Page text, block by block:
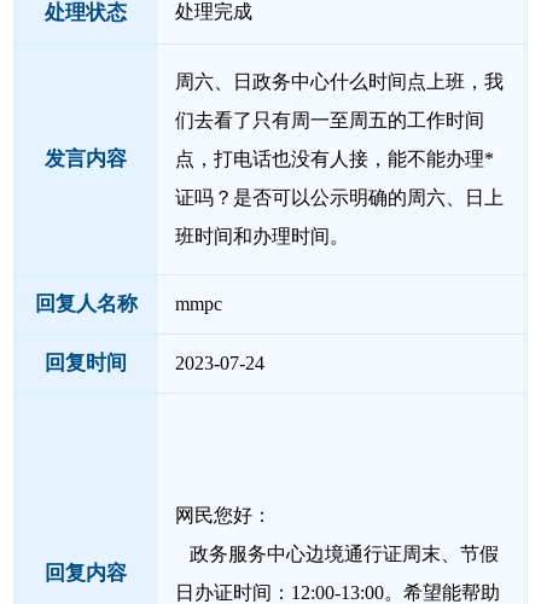
处理状态 处理完成
发言内容
周六、日政务中心什么时间点上班，我
们去看了只有周一至周五的工作时间
点，打电话也没有人接，能不能办理*
证吗？是否可以公示明确的周六、日上
班时间和办理时间。
回复人名称 mmpc
回复时间 2023-07-24
回复内容
网民您好：
政务服务中心边境通行证周末、节假
日办证时间：12:00-13:00。希望能帮助